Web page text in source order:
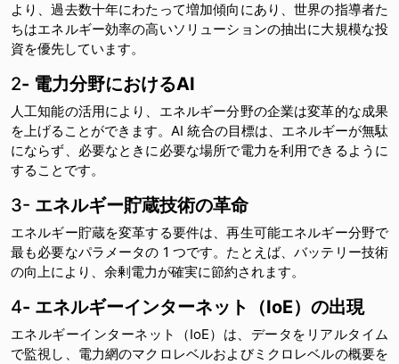
より、過去数十年にわたって増加傾向にあり、世界の指導者た
ちはエネルギー効率の高いソリューションの抽出に大規模な投
資を優先しています。
2- 電力分野におけるAI
人工知能の活用により、エネルギー分野の企業は変革的な成果
を上げることができます。AI 統合の目標は、エネルギーが無駄
にならず、必要なときに必要な場所で電力を利用できるように
することです。
3- エネルギー貯蔵技術の革命
エネルギー貯蔵を変革する要件は、再生可能エネルギー分野で
最も必要なパラメータの 1 つです。たとえば、バッテリー技術
の向上により、余剰電力が確実に節約されます。
4- エネルギーインターネット（IoE）の出現
エネルギーインターネット（IoE）は、データをリアルタイム
で監視し、電力網のマクロレベルおよびミクロレベルの概要を